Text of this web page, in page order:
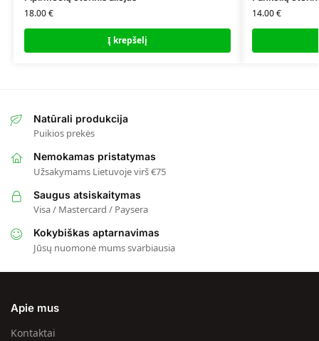
18.00€
Į krepšelį
14.00€
Natūrali produkcija
Puikios prekės
Nemokamas pristatymas
Užsakymams Lietuvoje virš €75
Saugus atsiskaitymas
Visa / Mastercard / Paysera
Kokybiškas aptarnavimas
Jūsų nuomonė mums svarbiausia
Apie mus
Kontaktai